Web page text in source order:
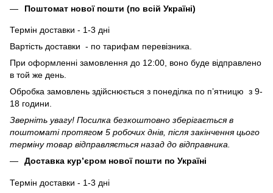
Поштомат нової пошти (по всій Україні)
Термін доставки - 1-3 дні
Вартість доставки - по тарифам перевізника.
При оформленні замовлення до 12:00, воно буде відправлено
в той же день.
Обробка замовлень здійснюється з понеділка по п’ятницю з 9-
18 години.
Зверніть увагу! Посилка безкоштовно зберігається в
поштоматі протягом 5 робочих днів, після закінчення цього
терміну товар відправляється назад до відправника.
Доставка кур’єром нової пошти по Україні
Термін доставки - 1-3 дні